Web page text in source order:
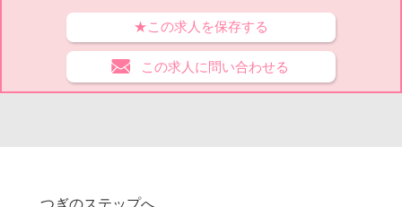
★この求人を保存する
この求人に問い合わせる
つぎのステップへ